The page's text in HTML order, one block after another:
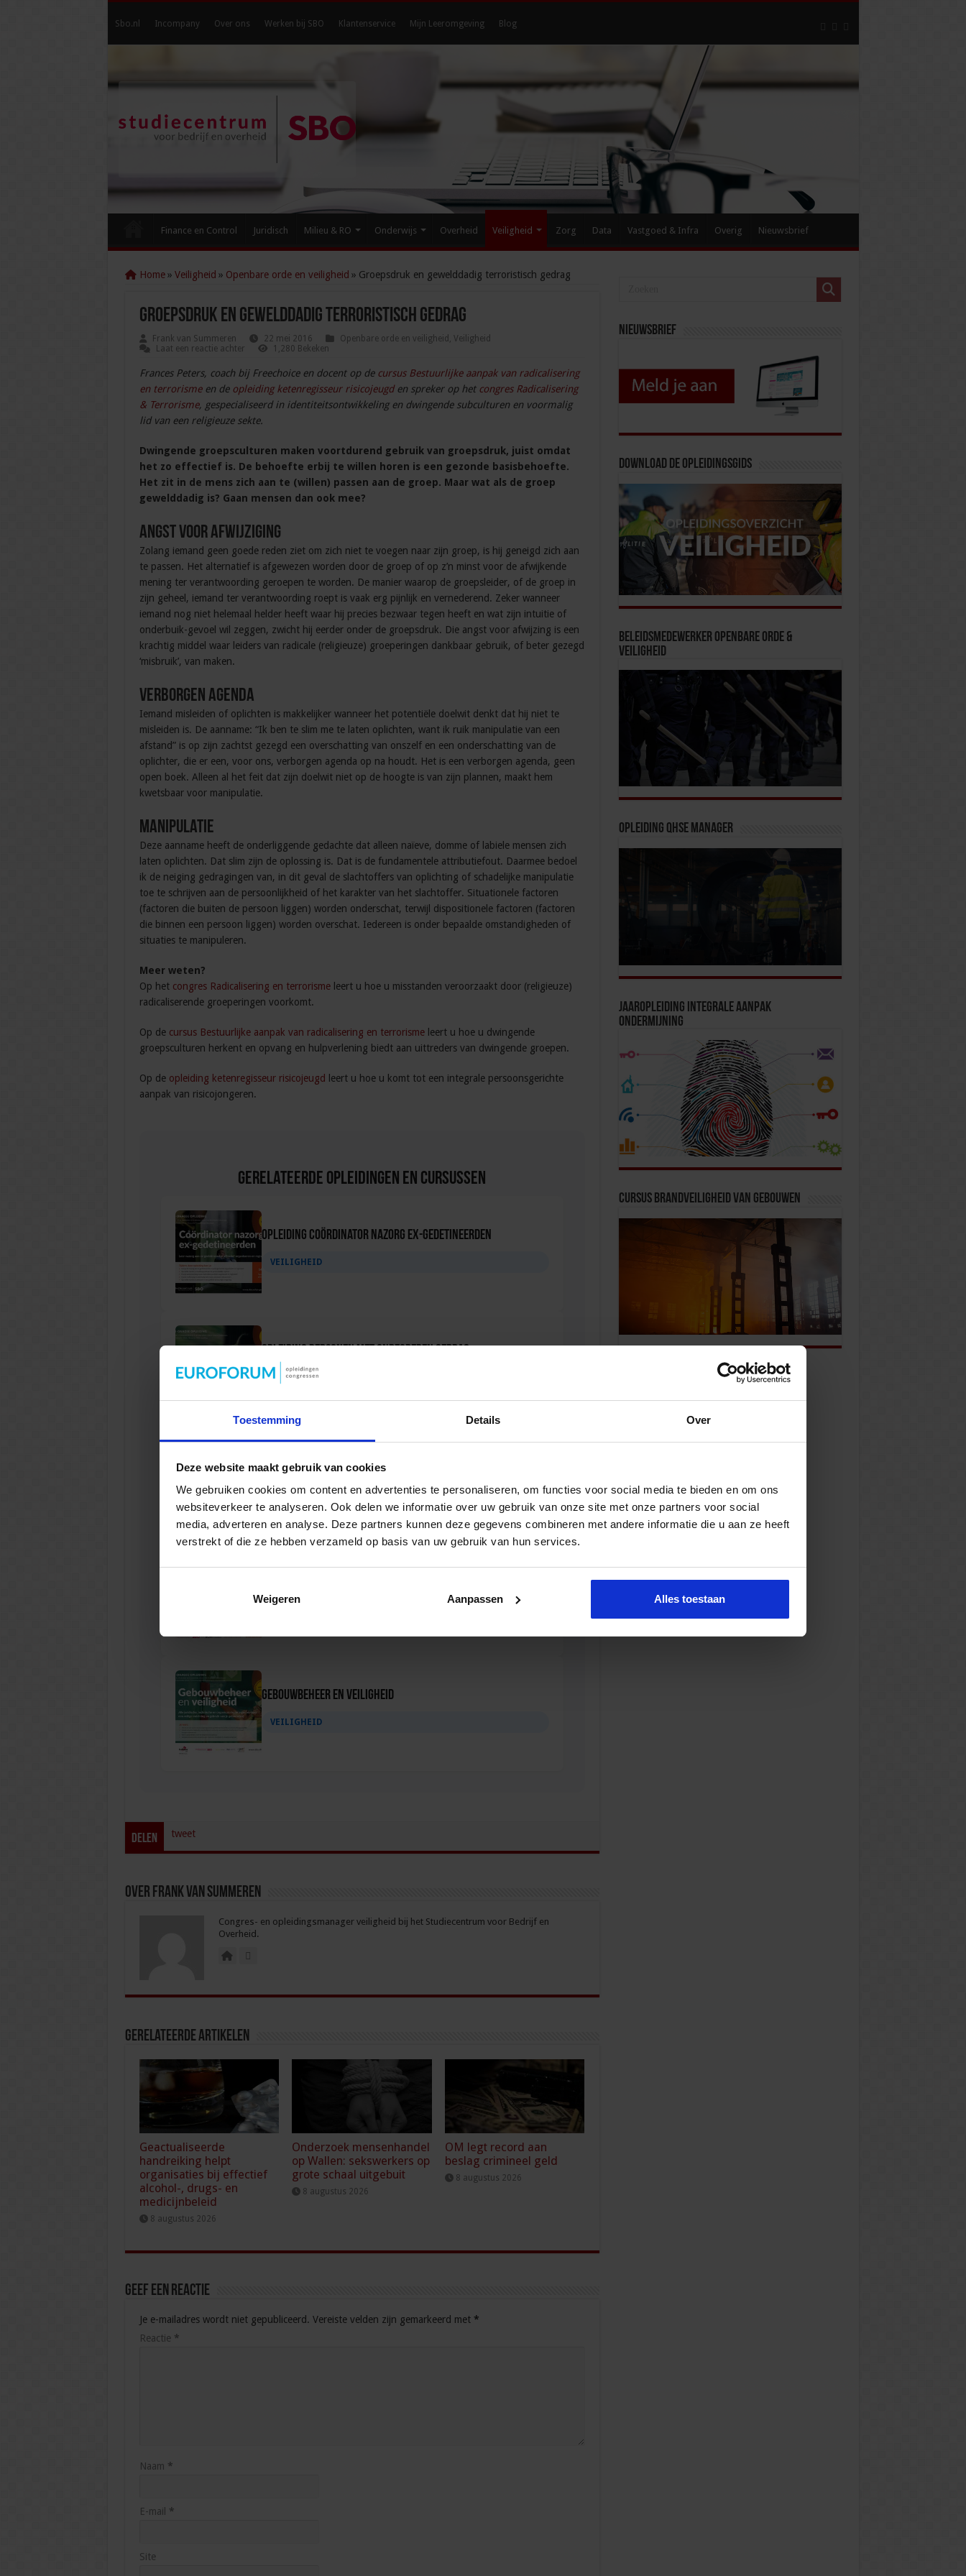
Toestemming Details Over
Deze website maakt gebruik van cookies
We gebruiken cookies om content en advertenties te personaliseren, om functies voor social media te bieden en om ons
websiteverkeer te analyseren. Ook delen we informatie over uw gebruik van onze site met onze partners voor social
media, adverteren en analyse. Deze partners kunnen deze gegevens combineren met andere informatie die u aan ze heeft
verstrekt of die ze hebben verzameld op basis van uw gebruik van hun services.
Weigeren Aanpassen Alles toestaan
Sbo.nl Incompany Over ons Werken bij SBO Klantenservice Mijn Leeromgeving Blog
Finance en Control Juridisch Milieu & RO Onderwijs Overheid Veiligheid Zorg Data Vastgoed & Infra Overig Nieuwsbrief
Home » Veiligheid » Openbare orde en veiligheid » Groepsdruk en gewelddadig terroristisch gedrag
Groepsdruk en gewelddadig terroristisch gedrag
Frank van Summeren 22 mei 2016 Openbare orde en veiligheid , Veiligheid
Laat een reactie achter
1,280 Bekeken
Frances Peters, coach bij Freechoice en docent op de cursus Bestuurlijke aanpak van radicalisering
en terrorismeen de opleiding ketenregisseur risicojeugden spreker op het congres Radicalisering
& Terrorisme, gespecialiseerd in identiteitsontwikkeling en dwingende subculturen en voormalig
lid van een religieuze sekte.
Dwingende groepsculturen maken voortdurend gebruik van groepsdruk, juist omdat
het zo effectief is. De behoefte erbij te willen horen is een gezonde basisbehoefte.
Het zit in de mens zich aan te (willen) passen aan de groep. Maar wat als de groep
gewelddadig is? Gaan mensen dan ook mee?
Angst voor afwijziging
Zolang iemand geen goede reden ziet om zich niet te voegen naar zijn groep, is hij geneigd zich aan
te passen. Het alternatief is afgewezen worden door de groep of op z’n minst voor de afwijkende
mening ter verantwoording geroepen te worden. De manier waarop de groepsleider, of de groep in
zijn geheel, iemand ter verantwoording roept is vaak erg pijnlijk en vernederend. Zeker wanneer
iemand nog niet helemaal helder heeft waar hij precies bezwaar tegen heeft en wat zijn intuitie of
onderbuik-gevoel wil zeggen, zwicht hij eerder onder de groepsdruk. Die angst voor afwijzing is een
krachtig middel waar leiders van radicale (religieuze) groeperingen dankbaar gebruik, of beter gezegd
‘misbruik’, van maken.
Verborgen agenda
Iemand misleiden of oplichten is makkelijker wanneer het potentiële doelwit denkt dat hij niet te
misleiden is. De aanname: “Ik ben te slim me te laten oplichten, want ik ruik manipulatie van een
afstand” is op zijn zachtst gezegd een overschatting van onszelf en een onderschatting van de
oplichter, die er een, voor ons, verborgen agenda op na houdt. Het is een verborgen agenda, geen
open boek. Alleen al het feit dat zijn doelwit niet op de hoogte is van zijn plannen, maakt hem
kwetsbaar voor manipulatie.
Manipulatie
Deze aanname heeft de onderliggende gedachte dat alleen naïeve, domme of labiele mensen zich
laten oplichten. Dat slim zijn de oplossing is. Dat is de fundamentele attributiefout. Daarmee bedoel
ik de neiging gedragingen van, in dit geval de slachtoffers van oplichting of schadelijke manipulatie
toe te schrijven aan de persoonlijkheid of het karakter van het slachtoffer. Situationele factoren
(factoren die buiten de persoon liggen) worden onderschat, terwijl dispositionele factoren (factoren
die binnen een persoon liggen) worden overschat. Iedereen is onder bepaalde omstandigheden of
situaties te manipuleren.
Meer weten?
Op het congres Radicalisering en terrorismeleert u hoe u misstanden veroorzaakt door (religieuze)
radicaliserende groeperingen voorkomt.
Op de cursus Bestuurlijke aanpak van radicalisering en terrorismeleert u hoe u dwingende
groepsculturen herkent en opvang en hulpverlening biedt aan uittreders van dwingende groepen.
Op de opleiding ketenregisseur risicojeugd leert u hoe u komt tot een integrale persoonsgerichte
aanpak van risicojongeren.
Gerelateerde Opleidingen en Cursussen
Opleiding Coördinator nazorg ex-gedetineerden
VEILIGHEID
VEILIGHEID
Opleiding Sociale Veiligheid in de Organisatie
VEILIGHEID
VEILIGHEID
Gebouwbeheer en veiligheid
VEILIGHEID
Delen tweet
Over Frank van Summeren
Congres- en opleidingsmanager veiligheid bij het Studiecentrum voor Bedrijf en
Overheid.
Gerelateerde Artikelen
Geactualiseerde
handreiking helpt
organisaties bij effectief
alcohol-, drugs- en
medicijnbeleid
8 augustus 2026
Onderzoek mensenhandel
op Wallen: sekswerkers op
grote schaal uitgebuit
8 augustus 2026
OM legt record aan
beslag crimineel geld
8 augustus 2026
Geef een reactie
Je e-mailadres wordt niet gepubliceerd. Vereiste velden zijn gemarkeerd met *
Reactie *
Naam *
E-mail *
Site
Nieuwsbrief
Download de opleidingsgids
Beleidsmedewerker Openbare Orde &
Veiligheid
Opleiding QHSE Manager
Jaaropleiding Integrale Aanpak
Ondermijning
Cursus Brandveiligheid van Gebouwen